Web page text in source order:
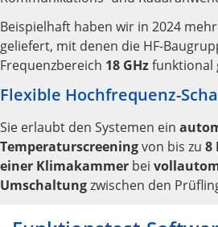
Beispielhaft haben wir in 2024
geliefert, mit denen die HF-
Frequenzbereich 18 GHzfunktional
Flexible Hochfrequenz-
Sie erlaubt den Systemen ein
Temperaturscreeningvon bis zu 8
einer Klimakammer bei
Umschaltungzwischen den